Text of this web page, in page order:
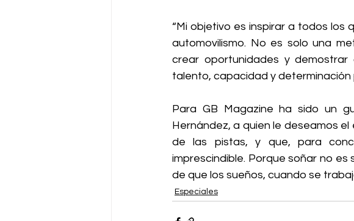
“Mi objetivo es inspirar a todos los
automovilismo. No es solo una
crear oportunidades y
talento, capacidad y determinación
Para GB Magazine ha sido un
Hernández, a quien le deseamos
de las pistas, y que, para
imprescindible. Porque soñar no
de que los sueños, cuando se
Especiales